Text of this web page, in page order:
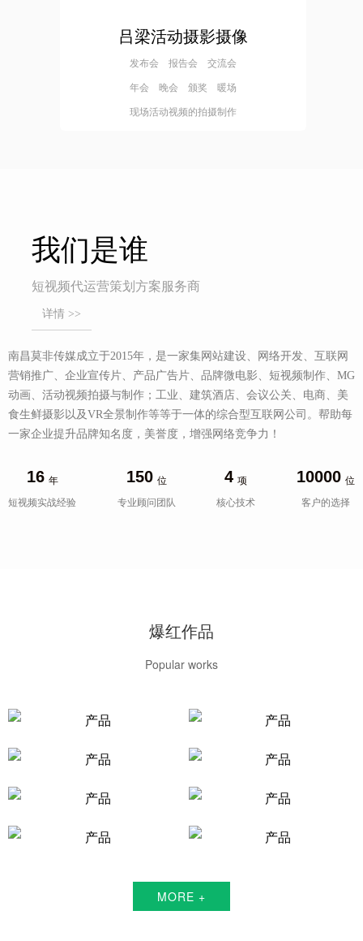
吕梁活动摄影摄像
发布会 报告会 交流会
年会 晚会 颁奖 暖场
现场活动视频的拍摄制作
我们是谁
短视频代运营策划方案服务商
详情 >>
南昌莫非传媒成立于2015年，是一家集网站建设、网络开发、互联网
营销推广、企业宣传片、产品广告片、品牌微电影、短视频制作、MG
动画、活动视频拍摄与制作；工业、建筑酒店、会议公关、电商、美
食生鲜摄影以及VR全景制作等等于一体的综合型互联网公司。帮助每
一家企业提升品牌知名度，美誉度，增强网络竞争力！
16 年
短视频实战经验
150 位
专业顾问团队
4 项
核心技术
10000 位
客户的选择
爆红作品
Popular works
MORE +